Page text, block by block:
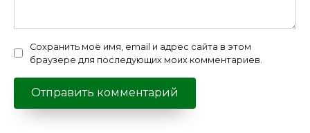
Сохранить моё имя, email и адрес сайта в этом
браузере для последующих моих комментариев.